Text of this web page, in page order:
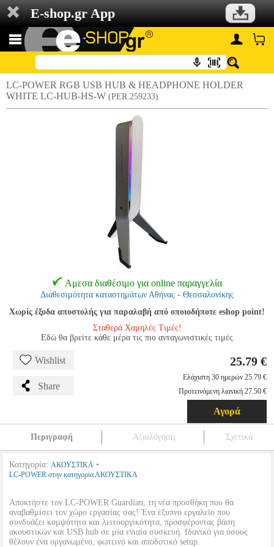
E-shop.gr App
LC-POWER RGB USB HUB & HEADPHONE HOLDER
WHITE LC-HUB-HS-W (PER.259233)
Αμεσα διαθέσιμο για online παραγγελία
Διαθεσιμότητα καταστημάτων Αθήνας - Θεσσαλονίκης
Χωρίς έξοδα αποστολής για παραλαβή από οποιοδήποτε eshop point!
Σταθερά Χαμηλές Τιμές!
Εδώ θα βρείτε κάθε μέρα τις πιο ανταγωνιστικές τιμές
Wishlist
Share
25.79 €
Ελάχιστη 30 ημερών 25.79 €
Προτεινόμενη λιανική 27.50 €
Αγορά
Περιγραφή Αξιολόγηση Σχετικά
Κατηγορία: ΑΚΟΥΣΤΙΚΑ •
LC-POWER στην κατηγορία ΑΚΟΥΣΤΙΚΑ
Αποκτήστε τον LC-POWER Guardian, τη νέα προσθήκη που θα
αναβαθμίσει τον χώρο εργασίας σας! Ένα έξυπνο εργαλείο που
συνδυάζει κομψότητα και λειτουργικότητα, προσφέροντας βάση
ακουστικών και USB hub σε μία ενιαία συσκευή. Ιδανικό για όσους
θέλουν ένα οργανωμένο, φωτεινό και αποδοτικό setup.